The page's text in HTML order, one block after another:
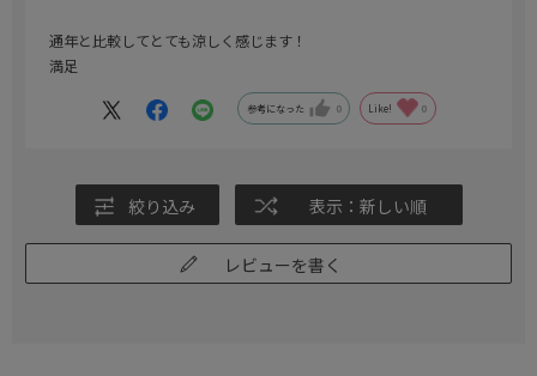
通年と比較してとても涼しく感じます！
満足
参考になった 0 Like! 0
絞り込み 表示：新しい順
レビューを書く